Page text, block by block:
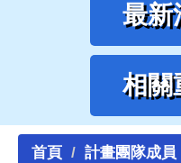
最新
相關
首頁 計畫團隊成員